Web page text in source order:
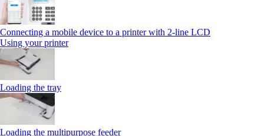
Connecting a mobile device to a printer with 2‑line LCD
Using your printer
Loading the tray
Loading the multipurpose feeder